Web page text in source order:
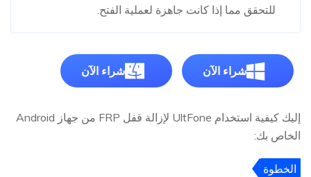
للتحقق مما إذا كانت جاهزة لعملية الفتح.
شراء الآن شراء الآن
إليك كيفية استخدام UltFone لإزالة قفل FRP من جهاز Android
الخاص بك:
الخطوة